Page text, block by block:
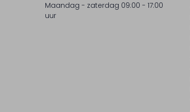
Maandag - zaterdag 09:00 - 17:00
uur